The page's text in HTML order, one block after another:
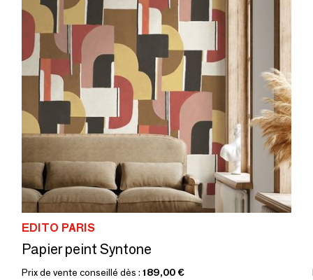
EDITO PARIS
Papier peint Syntone
Prix de vente conseillé dès : 189,00 €